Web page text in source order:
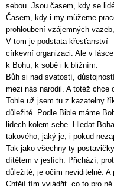
sebou. Jsou časem, kdy se
Časem, kdy i my můžeme
prohloubení vzájemných
V tom je podstata křesťanství
církevní organizaci. Ale v
k Bohu, k sobě i k bližním.
Bůh si nad svatostí,
mezi nás narodil. A totéž chce
Tohle už jsem tu z kazatelny
důležité. Podle Bible máme
lidech kolem sebe. Hledat
takového, jaký je, i pokud
Tak jako všechny ty
dítětem v jeslích. Přichází,
důležité, je očím neviditelné.
Chtějí tím vyjádřit, co to pro